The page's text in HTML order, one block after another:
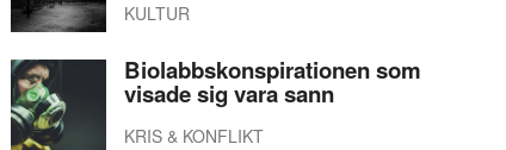
KULTUR
Biolabbskonspirationen som
visade sig vara sann
KRIS & KONFLIKT